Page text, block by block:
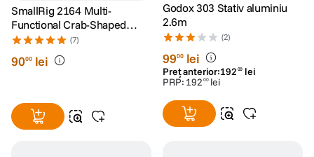
SmallRig 2164 Multi-
Functional Crab-Shaped
Clamp with Ballhead Magic
Arm
(7)
9000 lei
Godox 303 Stativ aluminiu
2.6m
(2)
9900 lei
Preț anterior:192 00 lei
PRP: 192 00 lei